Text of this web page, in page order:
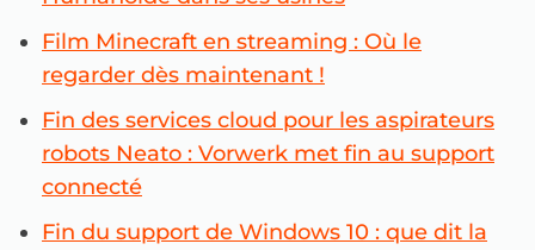
Film Minecraft en streaming : Où le
regarder dès maintenant !
Fin des services cloud pour les aspirateurs
robots Neato : Vorwerk met fin au support
connecté
Fin du support de Windows 10 : que dit la